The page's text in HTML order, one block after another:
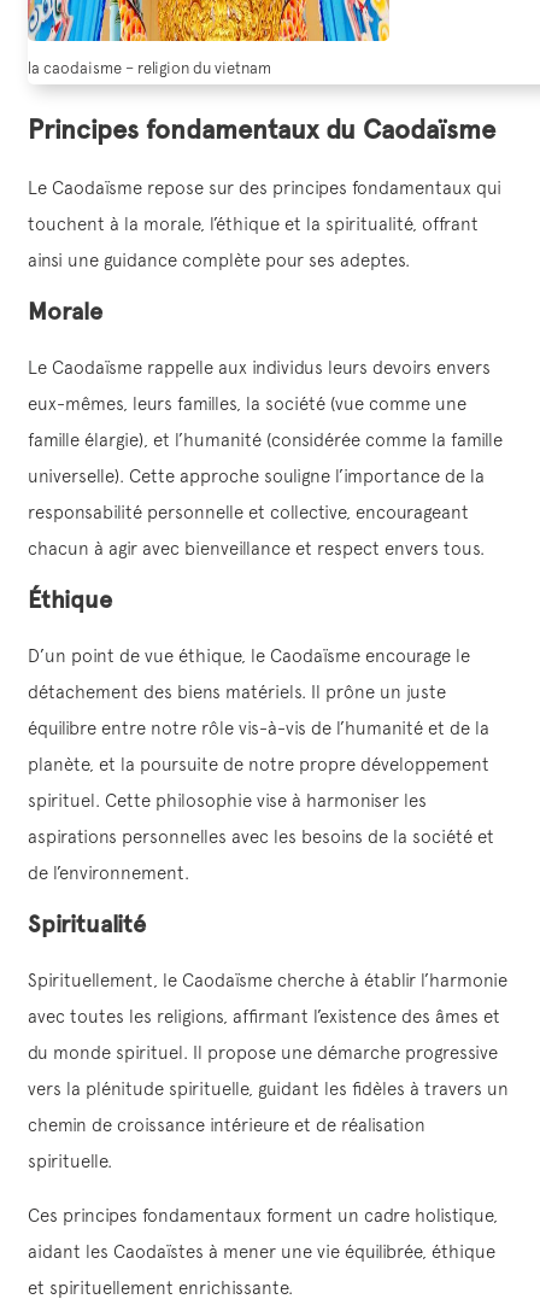
la caodaisme – religion du vietnam
Principes fondamentaux du Caodaïsme
Le Caodaïsme repose sur des principes fondamentaux qui
touchent à la morale, l’éthique et la spiritualité, offrant
ainsi une guidance complète pour ses adeptes.
Morale
Le Caodaïsme rappelle aux individus leurs devoirs envers
eux-mêmes, leurs familles, la société (vue comme une
famille élargie), et l’humanité (considérée comme la famille
universelle). Cette approche souligne l’importance de la
responsabilité personnelle et collective, encourageant
chacun à agir avec bienveillance et respect envers tous.
Éthique
D’un point de vue éthique, le Caodaïsme encourage le
détachement des biens matériels. Il prône un juste
équilibre entre notre rôle vis-à-vis de l’humanité et de la
planète, et la poursuite de notre propre développement
spirituel. Cette philosophie vise à harmoniser les
aspirations personnelles avec les besoins de la société et
de l’environnement.
Spiritualité
Spirituellement, le Caodaïsme cherche à établir l’harmonie
avec toutes les religions, affirmant l’existence des âmes et
du monde spirituel. Il propose une démarche progressive
vers la plénitude spirituelle, guidant les fidèles à travers un
chemin de croissance intérieure et de réalisation
spirituelle.
Ces principes fondamentaux forment un cadre holistique,
aidant les Caodaïstes à mener une vie équilibrée, éthique
et spirituellement enrichissante.